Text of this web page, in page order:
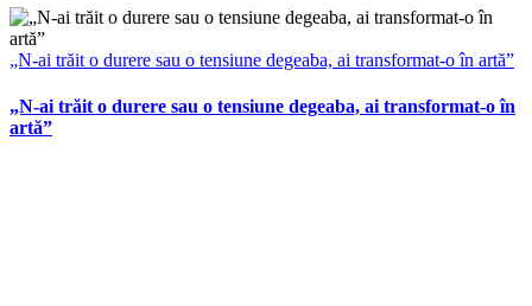
„N-ai trăit o durere sau o tensiune degeaba, ai transformat-o în artă”
„N-ai trăit o durere sau o tensiune degeaba, ai transformat-o în
artă”